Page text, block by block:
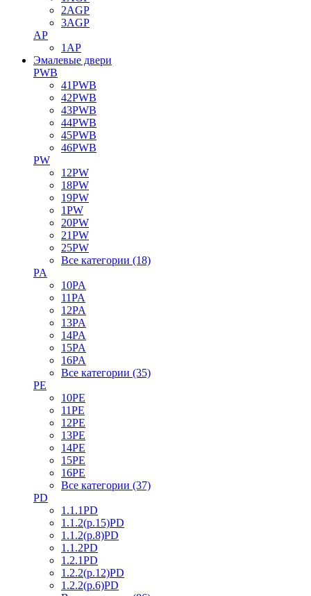
2AGP
3AGP
AP
1AP
Эмалевые двери
PWB
41PWB
42PWB
43PWB
44PWB
45PWB
46PWB
PW
12PW
18PW
19PW
1PW
20PW
21PW
25PW
Все категории (18)
PA
10PA
11PA
12PA
13PA
14PA
15PA
16PA
Все категории (35)
PE
10PE
11PE
12PE
13PE
14PE
15PE
16PE
Все категории (37)
PD
1.1.1PD
1.1.2(р.15)PD
1.1.2(р.8)PD
1.1.2PD
1.2.1PD
1.2.2(р.12)PD
1.2.2(р.6)PD